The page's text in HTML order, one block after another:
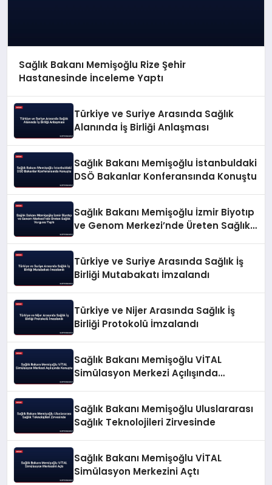
Sağlık Bakanı Memişoğlu Rize Şehir
Hastanesinde İnceleme Yaptı
Türkiye ve Suriye Arasında Sağlık
Alanında İş Birliği Anlaşması
Sağlık Bakanı Memişoğlu İstanbuldaki
DSÖ Bakanlar Konferansında Konuştu
Sağlık Bakanı Memişoğlu İzmir Biyotıp
ve Genom Merkezi’nde Üreten Sağlık
Türkiye ve Suriye Arasında Sağlık İş
Birliği Mutabakatı İmzalandı
Türkiye ve Nijer Arasında Sağlık İş
Birliği Protokolü İmzalandı
Sağlık Bakanı Memişoğlu VİTAL
Simülasyon Merkezi Açılışında
Sağlık Bakanı Memişoğlu Uluslararası
Sağlık Teknolojileri Zirvesinde
Sağlık Bakanı Memişoğlu VİTAL
Simülasyon Merkezini Açtı